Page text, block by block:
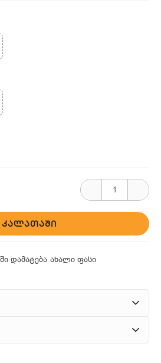
ᲙᲐᲚᲐᲗᲐᲨᲘ
დამატება ახალი ფასი